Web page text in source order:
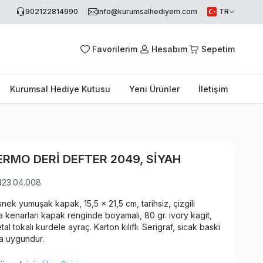
902122814990 info@kurumsalhediyem.com TR
Favorilerim Hesabım Sepetim
Kurumsal Hediye Kutusu Yeni Ürünler İletişim
DERI DEFTER 2049, SIYAH
yumuşak kapak, 15,5 x 21,5 cm, tarihsiz, çizgili
kenarları kapak renginde boyamalı, 80 gr. ivory kagit,
tokalı kurdele ayraç. Karton kılıflı. Serigraf, sicak baski
uygundur.